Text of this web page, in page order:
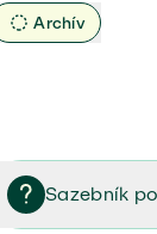
Archív
Sazebník